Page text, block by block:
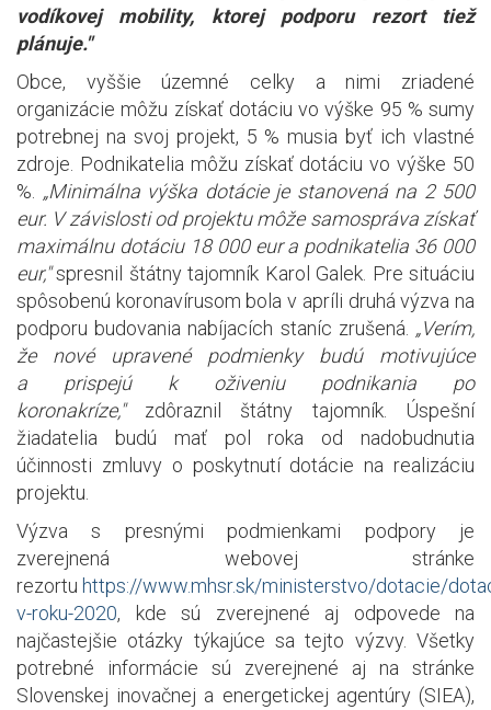
vodíkovej mobility, ktorej podporu rezort tiež
plánuje."
Obce, vyššie územné celky a nimi zriadené
organizácie môžu získať dotáciu vo výške 95 % sumy
potrebnej na svoj projekt, 5 % musia byť ich vlastné
zdroje. Podnikatelia môžu získať dotáciu vo výške 50
%. „Minimálna výška dotácie je stanovená na 2 500
eur. V závislosti od projektu môže samospráva získať
maximálnu dotáciu 18 000 eur a podnikatelia 36 000
eur,"spresnil štátny tajomník Karol Galek. Pre situáciu
spôsobenú koronavírusom bola v apríli druhá výzva na
podporu budovania nabíjacích staníc zrušená. „Verím,
že nové upravené podmienky budú motivujúce
a prispejú k oživeniu podnikania po
koronakríze," zdôraznil štátny tajomník. Úspešní
žiadatelia budú mať pol roka od nadobudnutia
účinnosti zmluvy o poskytnutí dotácie na realizáciu
projektu.
Výzva s presnými podmienkami podpory je
zverejnená webovej stránke
rezortu https://www.mhsr.sk/ministerstvo/dotacie/
v-roku-2020, kde sú zverejnené aj odpovede na
najčastejšie otázky týkajúce sa tejto výzvy. Všetky
potrebné informácie sú zverejnené aj na stránke
Slovenskej inovačnej a energetickej agentúry (SIEA),